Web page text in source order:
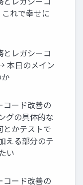
これで幸せに
とレガシーコ
本日のメイン
コード改善の
グの具体的な
とかテストで
える部分のテ
い
コード改善の